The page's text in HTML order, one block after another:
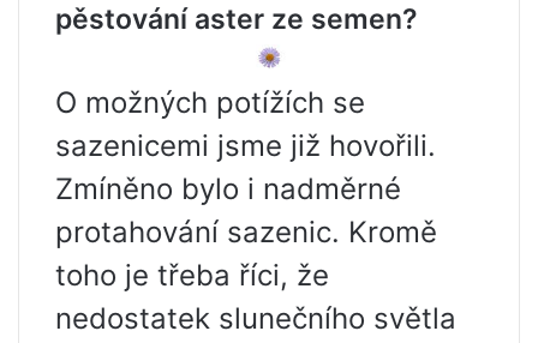
pěstování aster ze semen?
O možných potížích se
sazenicemi jsme již hovořili.
Zmíněno bylo i nadměrné
protahování sazenic. Kromě
toho je třeba říci, že
nedostatek slunečního světla